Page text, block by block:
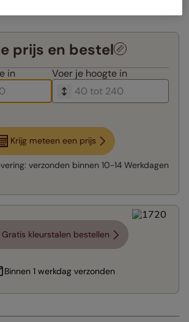
prijs en bestel
in Voer je hoogte in
Krijg meteen een prijs
verzonden binnen 10-14 Werkdagen
Gratis kleurstalen bestellen
Binnen 1 werkdag verzonden